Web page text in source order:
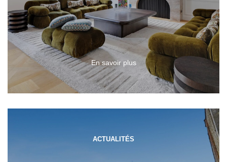
En savoir plus
ACTUALITÉS